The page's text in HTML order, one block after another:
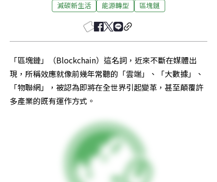
減碳新生活 能源轉型 區塊鏈
「區塊鏈」（Blockchain）這名詞，近來不斷在媒體出
現，所稱效應就像前幾年常聽的「雲端」、「大數據」、
「物聯網」，被認為即將在全世界引起變革，甚至顛覆許
多產業的既有運作方式。